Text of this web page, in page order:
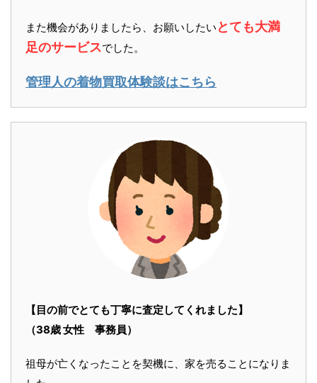
また機会がありましたら、お願いしたい とても大満
足のサービスでした。
管理人の着物買取体験談はこちら
【目の前でとても丁寧に査定してくれました】
（38歳 女性 事務員）
祖母が亡くなったことを契機に、家を売ることになりま